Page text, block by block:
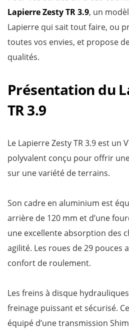
Lapierre Zesty TR 3.9, un
Lapierre qui sait tout faire, ou
toutes vos envies, et propose
qualités.
Présentation du
TR 3.9
Le Lapierre Zesty TR 3.9 est un
polyvalent conçu pour offrir
sur une variété de terrains.
Son cadre en aluminium est
arrière de 120 mm et d’une
une excellente absorption des
agilité. Les roues de 29
confort de roulement.
Les freins à disque
freinage puissant et sécurisé.
équipé d’une transmission